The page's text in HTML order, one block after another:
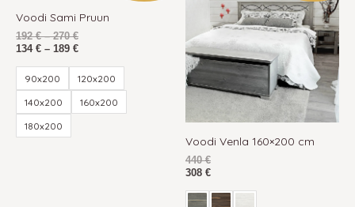
Voodi Sami Pruun
192€ – 270€
270 €
134 € – 189 €
189 €
90x200
120x200
140x200
160x200
180x200
Voodi Venla 160×200 cm
440€
308 €